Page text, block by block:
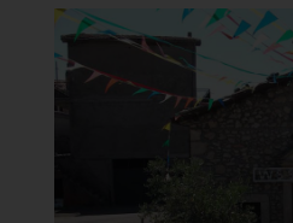
Chiesa della